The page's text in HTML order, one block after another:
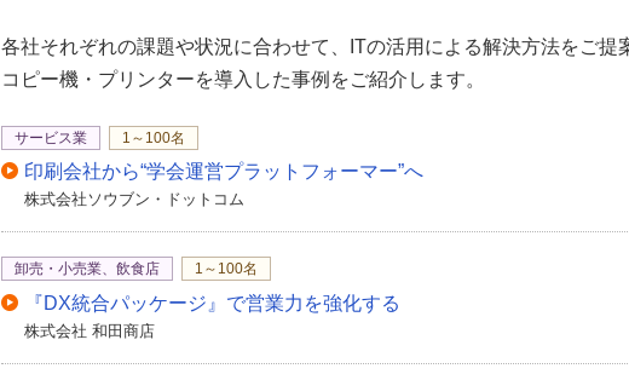
各社それぞれの課題や状況に合わせて、ITの活用による解決方法をご提
コピー機・プリンターを導入した事例をご紹介します。
サービス業 1～100名
印刷会社から“学会運営プラットフォーマー”へ
株式会社ソウブン・ドットコム
卸売・小売業、飲食店 1～100名
『DX統合パッケージ』で営業力を強化する
株式会社 和田商店